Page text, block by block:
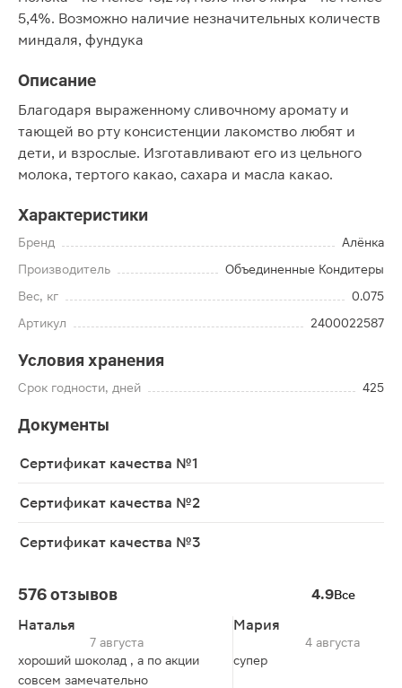
5,4%. Возможно наличие незначительных количеств
миндаля, фундука
Описание
Благодаря выраженному сливочному аромату и
тающей во рту консистенции лакомство любят и
дети, и взрослые. Изготавливают его из цельного
молока, тертого какао, сахара и масла какао.
Характеристики
Бренд
Алёнка
Производитель
Объединенные Кондитеры
Вес, кг
0.075
Артикул
2400022587
Условия хранения
Срок годности, дней 425
Документы
Сертификат качества №1
Сертификат качества №2
Сертификат качества №3
576 отзывов 4.9Все
Наталья
7 августа
хороший шоколад , а по акции
совсем замечательно
Мария
4 августа
супер